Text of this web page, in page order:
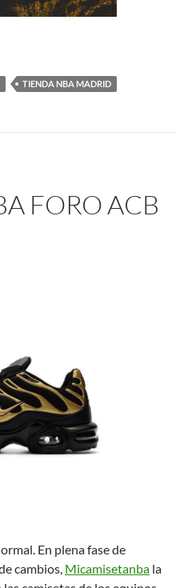
TIENDA NBA MADRID
FORO ACB
En plena fase de
cambios, Micamisetanba la